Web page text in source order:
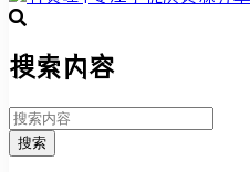
搜索内容
搜索